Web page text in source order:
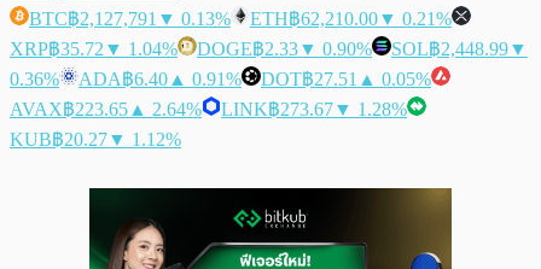
BTC฿2,127,791 ▼ 0.13% ETH฿62,210.00▼ 0.21%
XRP฿35.72 ▼ 1.04% DOGE฿2.33▼ 0.90% SOL฿2,448.99▼
0.36%
ADA฿6.40 ▲ 0.91% DOT฿27.51 ▲ 0.05%
AVAX฿223.65 ▲ 2.64% LINK฿273.67▼ 1.28%
KUB฿20.27▼ 1.12%